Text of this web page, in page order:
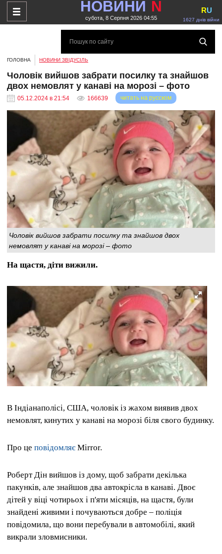
НОВИНИ N
субота, 8 Серпня 2026 04:55 1627 днів війни
RU
ГОЛОВНА НОВИНИ ЗВІДУСІЛЬ
Чоловік вийшов забрати посилку та знайшов
двох немовлят у канаві на морозі – фото
05.12.2024 в 21:54 166639 читать на русском
Чоловік вийшов забрати посилку та знайшов двох
немовлят у канаві на морозі – фото
На щастя, діти вижили.
В Індіанаполісі, США, чоловік із жахом виявив двох
немовлят, кинутих у канаві на морозі біля свого будинку.
Про це повідомляє Mirror.
Роберт Дін вийшов із дому, щоб забрати декілька
пакунків, але знайшов два автокрісла в канаві. Двоє
дітей у віці чотирьох і п'яти місяців, на щастя, були
знайдені живими і почуваються добре – поліція
повідомила, що вони перебували в автомобілі, який
викрали зловмисники.